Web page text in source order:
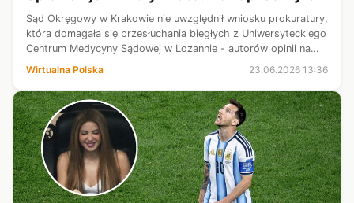
Sąd Okręgowy w Krakowie nie uwzględnił wniosku prokuratury,
która domagała się przesłuchania biegłych z Uniwersyteckiego
Centrum Medycyny Sądowej w Lozannie - autorów opinii na
temat leczenia zmarłego w krakowskim szpitalu w 2006 r.
Wirtualna Polska 23.06.2026 13:36